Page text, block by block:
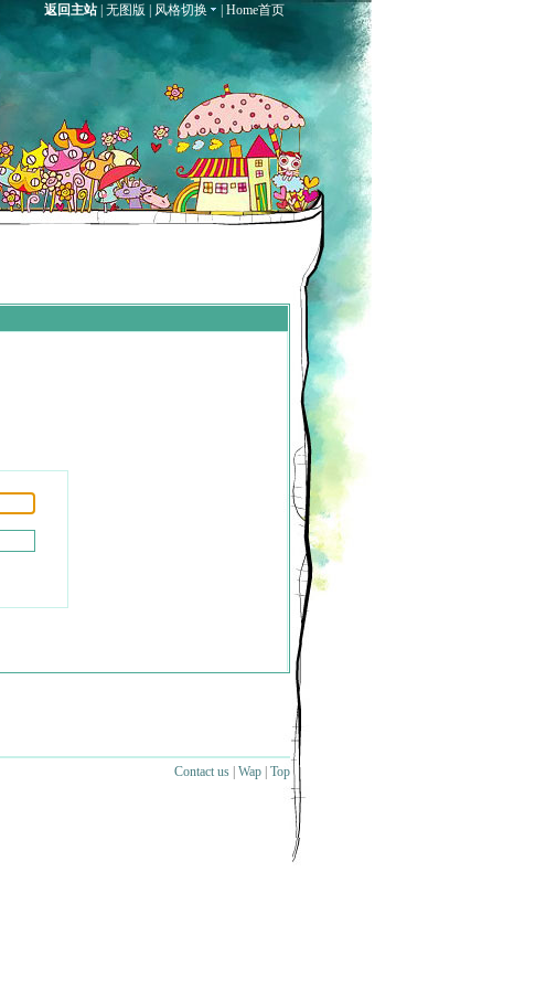
返回主站| 无图版 风格切换 Home首页
Contact us | Wap | Top